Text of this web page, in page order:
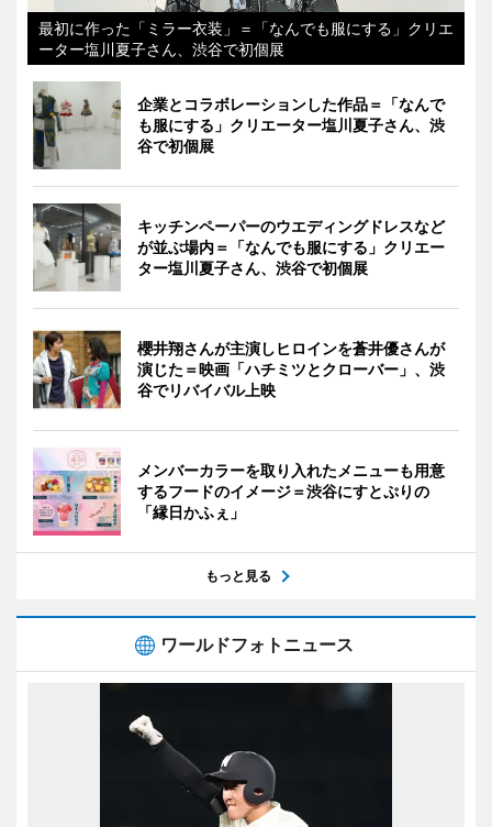
最初に作った「ミラー衣装」＝「なんでも服にする」クリエ
ーター塩川夏子さん、渋谷で初個展
企業とコラボレーションした作品＝「なんで
も服にする」クリエーター塩川夏子さん、渋
谷で初個展
キッチンペーパーのウエディングドレスなど
が並ぶ場内＝「なんでも服にする」クリエー
ター塩川夏子さん、渋谷で初個展
櫻井翔さんが主演しヒロインを蒼井優さんが
演じた＝映画「ハチミツとクローバー」、渋
谷でリバイバル上映
メンバーカラーを取り入れたメニューも用意
するフードのイメージ＝渋谷にすとぷりの
「縁日かふぇ」
もっと見る
ワールドフォトニュース